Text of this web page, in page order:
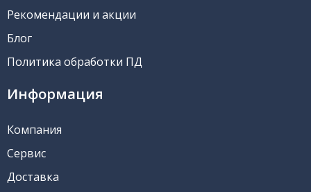
Рекомендации и акции
Блог
Политика обработки ПД
Информация
Компания
Сервис
Доставка